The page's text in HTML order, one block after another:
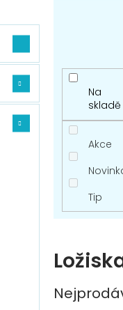
Na
skladě
Akce
Tip